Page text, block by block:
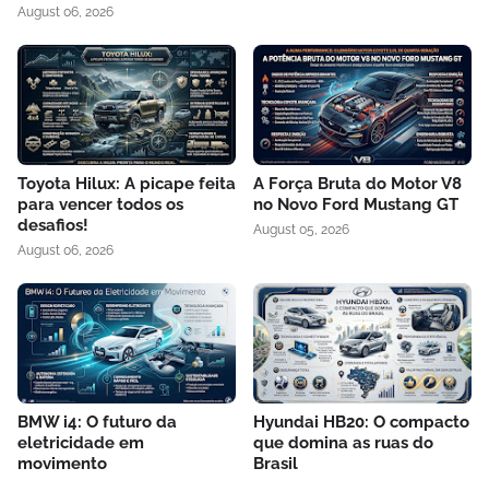
August 06, 2026
Toyota Hilux: A picape feita
para vencer todos os
desafios!
August 06, 2026
A Força Bruta do Motor V8
no Novo Ford Mustang GT
August 05, 2026
BMW i4: O futuro da
eletricidade em
movimento
Hyundai HB20: O compacto
que domina as ruas do
Brasil